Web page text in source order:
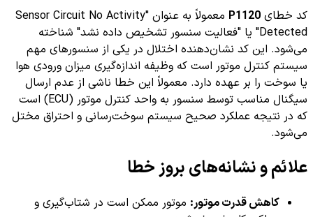
کد خطای P1120
معمولاً به عنوان "Sensor Circuit No Activity
Detected" یا "فعالیت سنسور تشخیص داده نشد" شناخته
می‌شود. این کد نشان‌دهنده اختلال در یکی از سنسورهای مهم
سیستم کنترل موتور است که وظیفه اندازه‌گیری میزان ورودی هوا
یا سوخت را بر عهده دارد. معمولاً این خطا ناشی از عدم ارسال
سیگنال مناسب توسط سنسور به واحد کنترل موتور (ECU) است
که در نتیجه عملکرد صحیح سیستم سوخت‌رسانی و احتراق مختل
می‌شود.
علائم و نشانه‌های بروز خطا
کاهش قدرت موتور: موتور ممکن است در شتاب‌گیری و